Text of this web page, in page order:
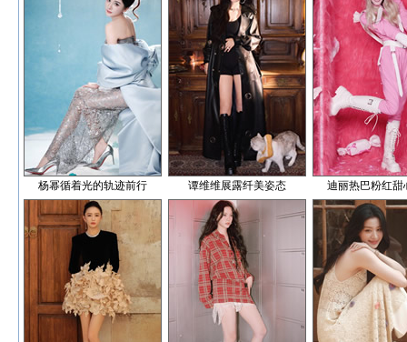
杨幂循着光的轨迹前行 谭维维展露纤美姿态 迪丽热巴粉红甜